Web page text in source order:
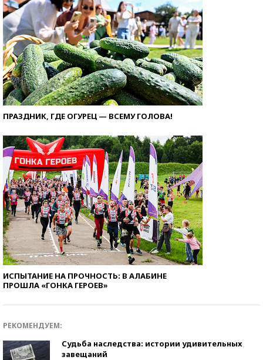
ПРАЗДНИК, ГДЕ ОГУРЕЦ — ВСЕМУ ГОЛОВА!
ИСПЫТАНИЕ НА ПРОЧНОСТЬ: В АЛАБИНЕ
ПРОШЛА «ГОНКА ГЕРОЕВ»
РЕКОМЕНДУЕМ:
Судьба наследства: истории удивительных
завещаний